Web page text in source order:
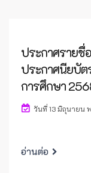
ประกาศรายชื่
ประกาศนียบัต
การศึกษา
วันที่ 13 มิถุนายน
อ่านต่อ